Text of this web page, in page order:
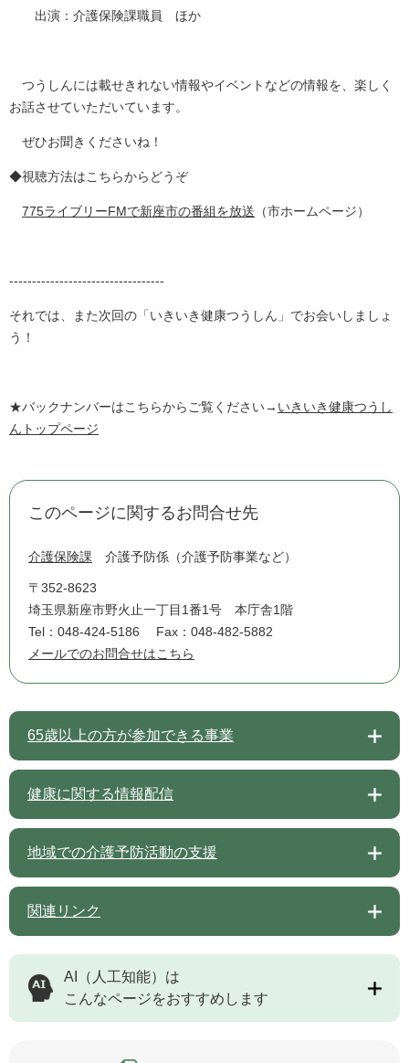
出演：介護保険課職員 ほか
つうしんには載せきれない情報やイベントなどの情報を、楽しく
お話させていただいています。
ぜひお聞きくださいね！
◆視聴方法はこちらからどうぞ
775ライブリーFMで新座市の番組を放送 （市ホームページ）
----------------------------------
それでは、また次回の「いきいき健康つうしん」でお会いしましょ
う！
★バックナンバーはこちらからご覧ください→ いきいき健康つうし
んトップページ
このページに関するお問合せ先
介護保険課 介護予防係（介護予防事業など）
〒352-8623
埼玉県新座市野火止一丁目1番1号 本庁舎1階
Tel：048-424-5186
Fax：048-482-5882
メールでのお問合せはこちら
65歳以上の方が参加できる事業
健康に関する情報配信
地域での介護予防活動の支援
関連リンク
AI（人工知能）は
こんなページをおすすめします